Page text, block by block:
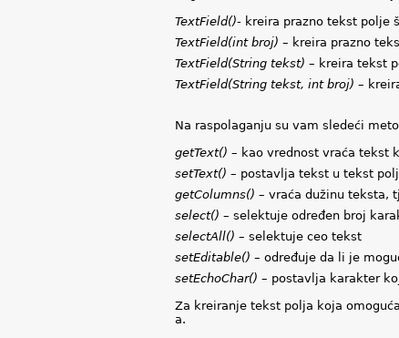
TextField()- kreira prazno tekst polje
TextField(int broj) – kreira prazno
TextField(String tekst) – kreira tekst
TextField(String tekst, int broj) –
Na raspolaganju su vam sledeći
getText() – kao vrednost vraća tekst
setText() – postavlja tekst u tekst
getColumns() – vraća dužinu teksta,
select() – selektuje određen broj
selectAll() – selektuje ceo tekst
setEditable() – određuje da li je
setEchoChar() – postavlja karakter
Za kreiranje tekst polja koja
a.